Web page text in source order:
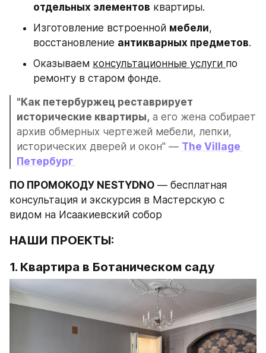
отдельных элементов квартиры.
Изготовление встроенной мебели,
восстановление антикварных предметов.
Оказываем консультационные услуги по
ремонту в старом фонде.
"Как петербуржец реставрирует
исторические квартиры, а его жена собирает
архив обмерных чертежей мебели, лепки,
исторических дверей и окон" — The Village
Петербург
ПО ПРОМОКОДУ NESTYDNO — бесплатная
консультация и экскурсия в Мастерскую с
видом на Исаакиевский собор
НАШИ ПРОЕКТЫ:
1. Квартира в Ботаническом саду